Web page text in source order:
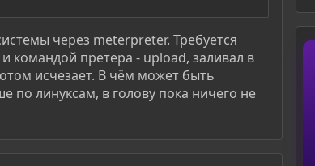
через meterpreter. Требуется
командой претера - upload, заливал в
исчезает. В чём может быть
по линуксам, в голову пока ничего не